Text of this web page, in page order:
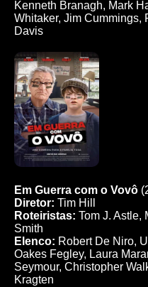
Kenneth Branagh, Mark
Whitaker, Jim Cummings,
Davis
Em Guerra com o Vovô
Diretor: Tim Hill
Roteiristas: Tom J. Astle,
Smith
Elenco: Robert De Niro,
Oakes Fegley, Laura
Seymour, Christopher
Kragten